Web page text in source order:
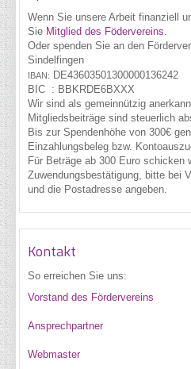
Wenn Sie unsere Arbeit finanziell
Sie Mitglied des Födervereins.
Oder spenden Sie an den
Sindelfingen
IBAN: DE43603501300000136242
BIC : BBKRDE6BXXX
Wir sind als gemeinnützig
Mitgliedsbeiträge sind steuerlich
Bis zur Spendenhöhe von 300€
Einzahlungsbeleg bzw.
Für Beträge ab 300 Euro schicken
Zuwendungsbestätigung, bitte bei
und die Postadresse angeben.
Kontakt
So erreichen Sie uns:
Vorstand des Fördervereins
Ansprechpartner
Webmaster